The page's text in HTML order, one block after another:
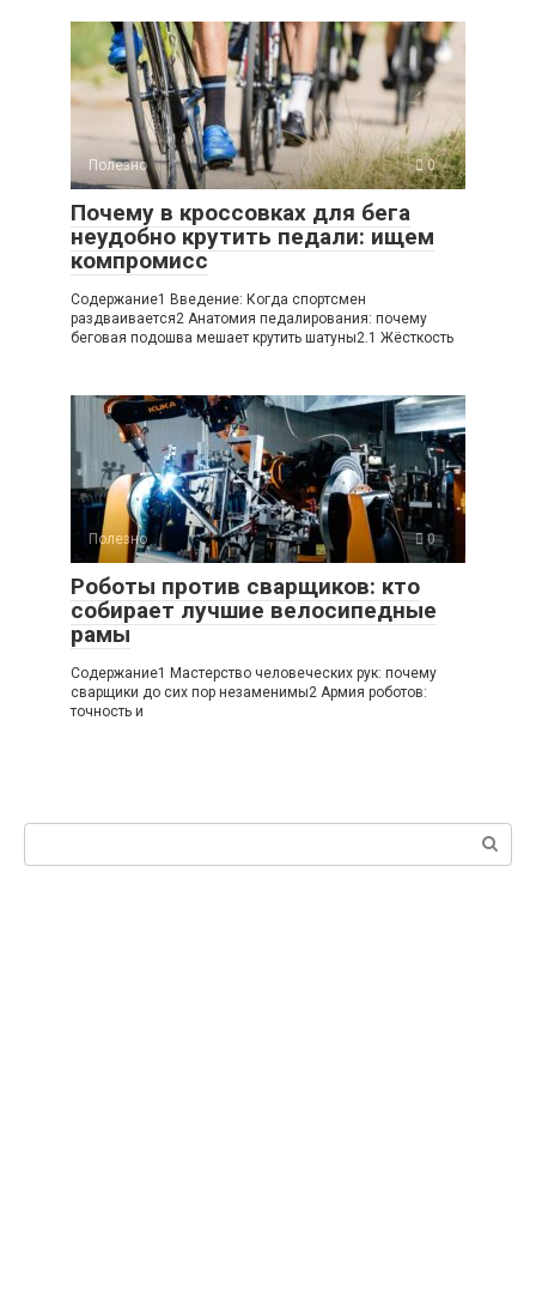
Полезно 0
Почему в кроссовках для бега
неудобно крутить педали: ищем
компромисс
Содержание1 Введение: Когда спортсмен
раздваивается2 Анатомия педалирования: почему
беговая подошва мешает крутить шатуны2.1 Жёсткость
Полезно 0
Роботы против сварщиков: кто
собирает лучшие велосипедные
рамы
Содержание1 Мастерство человеческих рук: почему
сварщики до сих пор незаменимы2 Армия роботов:
точность и